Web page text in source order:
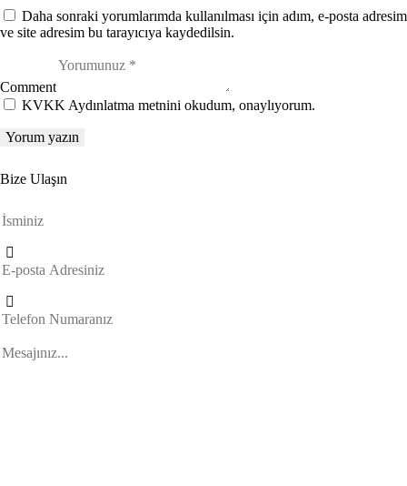
Daha sonraki yorumlarımda kullanılması için adım, e-posta adresim
ve site adresim bu tarayıcıya kaydedilsin.
Comment
KVKK Aydınlatma metnini okudum, onaylıyorum.
Bize Ulaşın